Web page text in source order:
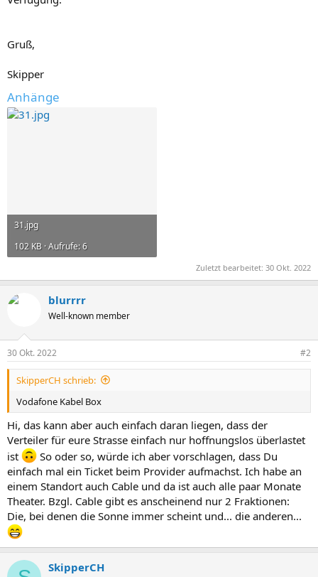
Gruß,
Skipper
Anhänge
31.jpg
102 KB · Aufrufe: 6
Zuletzt bearbeitet: 30 Okt. 2022
blurrrr
Well-known member
30 Okt. 2022 #2
SkipperCH schrieb:
Vodafone Kabel Box
Hi, das kann aber auch einfach daran liegen, dass der
Verteiler für eure Strasse einfach nur hoffnungslos überlastet
ist
So oder so, würde ich aber vorschlagen, dass Du
einfach mal ein Ticket beim Provider aufmachst. Ich habe an
einem Standort auch Cable und da ist auch alle paar Monate
Theater. Bzgl. Cable gibt es anscheinend nur 2 Fraktionen:
Die, bei denen die Sonne immer scheint und... die anderen...
SkipperCH